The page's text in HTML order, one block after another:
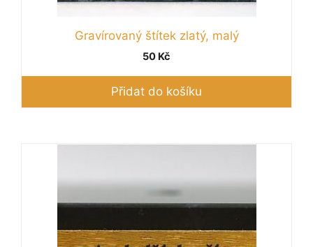
Gravírovaný štítek zlatý, malý
50 Kč
Přidat do košíku